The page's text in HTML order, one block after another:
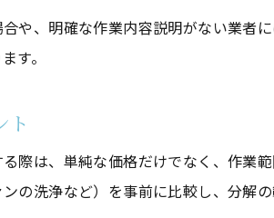
エアコンクリーニング失
お掃除機能付きと通常機
追加料金が発生するポイ
や、明確な作業内容説明がない業者
す。
ト
際は、単純な価格だけでなく、作業
の洗浄など）を事前に比較し、分解